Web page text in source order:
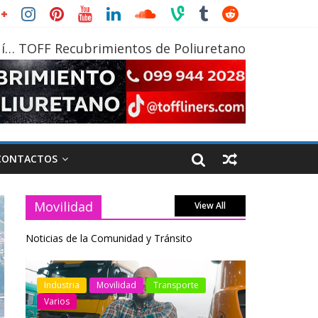
TOFF Recubrimientos de Poliuretano
Movilidad View All
Noticias de la Comunidad y Tránsito
Industria Movilidad
Transporte
Varios